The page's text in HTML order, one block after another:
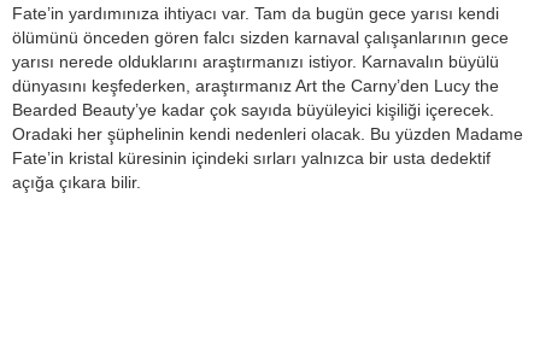
Fate’in yardımınıza ihtiyacı var. Tam da bugün gece yarısı kendi
ölümünü önceden gören falcı sizden karnaval çalışanlarının gece
yarısı nerede olduklarını araştırmanızı istiyor. Karnavalın büyülü
dünyasını keşfederken, araştırmanız Art the Carny’den Lucy the
Bearded Beauty’ye kadar çok sayıda büyüleyici kişiliği içerecek.
Oradaki her şüphelinin kendi nedenleri olacak. Bu yüzden Madame
Fate’in kristal küresinin içindeki sırları yalnızca bir usta dedektif
açığa çıkara bilir.